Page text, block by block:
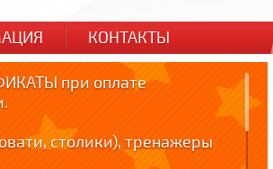
КОНТАКТЫ
при оплате
столики), тренажеры